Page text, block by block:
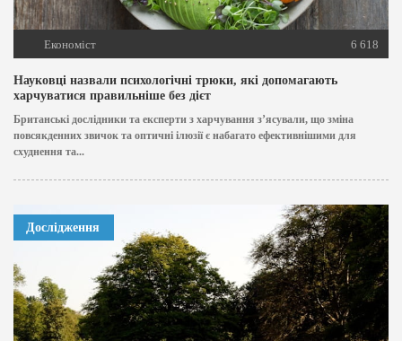
Економіст 6 618
Науковці назвали психологічні трюки, які допомагають
харчуватися правильніше без дієт
Британські дослідники та експерти з харчування з’ясували, що зміна
повсякденних звичок та оптичні ілюзії є набагато ефективнішими для
схуднення та...
Дослідження